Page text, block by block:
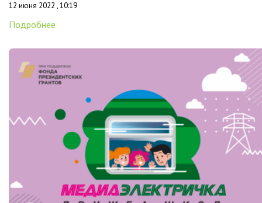
12 июня 2022 , 10:19
Подробнее